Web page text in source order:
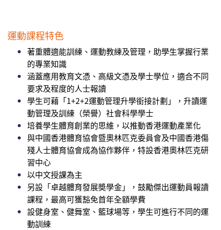
運動課程特色
著重體適能訓練、運動教練及管理，助學生掌握行業
的專業知識
涵蓋應用教育文憑、高級文憑及學士學位，適合不同
要求及程度的人士報讀
學生可藉「1+2+2運動管理升學銜接計劃」，升讀運
動管理及訓練（榮譽）社會科學學士
培養學生體育創業的思維，以推動香港運動產業化
與中國香港體育協會暨奧林匹克委員會及中國香港傷
殘人士體育協會成為協作夥伴，特設香港奧林匹克研
習中心
以中文授課為主
另設「卓越體育發展奬學金」，鼓勵傑出運動員報讀
課程，最高可獲豁免首年全額學費
設健身室、健舞室、籃球場等，學生可進行不同的運
動訓練